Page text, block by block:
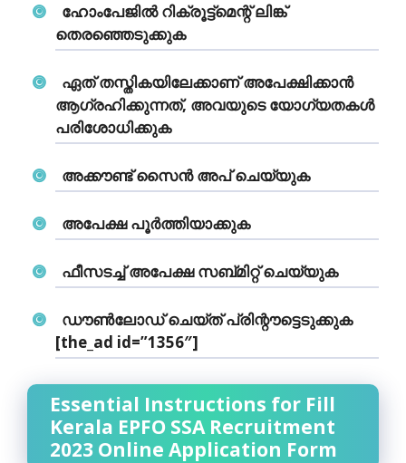
ഹോംപേജിൽ റിക്രൂട്ട്മെന്റ് ലിങ്ക്
തെരഞ്ഞെടുക്കുക
ഏത് തസ്തികയിലേക്കാണ് അപേക്ഷിക്കാൻ
ആ​ഗ്രഹിക്കുന്നത്, അവയുടെ യോ​ഗ്യതകൾ
പരിശോധിക്കുക
അക്കൗണ്ട് സൈൻ അപ് ചെയ്യുക
അപേക്ഷ പൂർത്തിയാക്കുക
ഫീസടച്ച് അപേക്ഷ സബ്മിറ്റ് ചെയ്യുക
ഡൗൺലോഡ് ചെയ്ത് പ്രിന്റൗട്ടെടുക്കുക
[the_ad id=”1356″]
Essential Instructions for Fill
Kerala EPFO SSA Recruitment
2023 Online Application Form